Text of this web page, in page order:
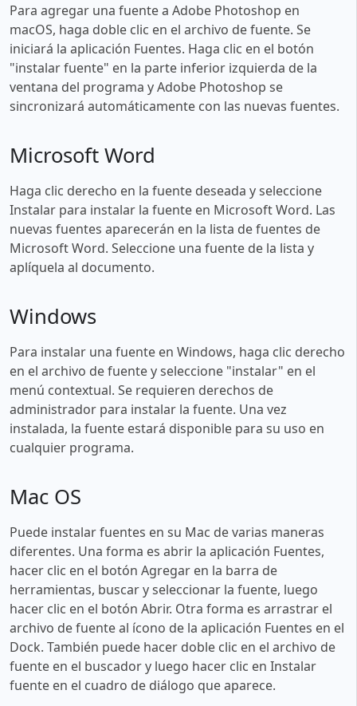
Para agregar una fuente a Adobe Photoshop en
macOS, haga doble clic en el archivo de fuente. Se
iniciará la aplicación Fuentes. Haga clic en el botón
"instalar fuente" en la parte inferior izquierda de la
ventana del programa y Adobe Photoshop se
sincronizará automáticamente con las nuevas fuentes.
Microsoft Word
Haga clic derecho en la fuente deseada y seleccione
Instalar para instalar la fuente en Microsoft Word. Las
nuevas fuentes aparecerán en la lista de fuentes de
Microsoft Word. Seleccione una fuente de la lista y
aplíquela al documento.
Windows
Para instalar una fuente en Windows, haga clic derecho
en el archivo de fuente y seleccione "instalar" en el
menú contextual. Se requieren derechos de
administrador para instalar la fuente. Una vez
instalada, la fuente estará disponible para su uso en
cualquier programa.
Mac OS
Puede instalar fuentes en su Mac de varias maneras
diferentes. Una forma es abrir la aplicación Fuentes,
hacer clic en el botón Agregar en la barra de
herramientas, buscar y seleccionar la fuente, luego
hacer clic en el botón Abrir. Otra forma es arrastrar el
archivo de fuente al ícono de la aplicación Fuentes en el
Dock. También puede hacer doble clic en el archivo de
fuente en el buscador y luego hacer clic en Instalar
fuente en el cuadro de diálogo que aparece.